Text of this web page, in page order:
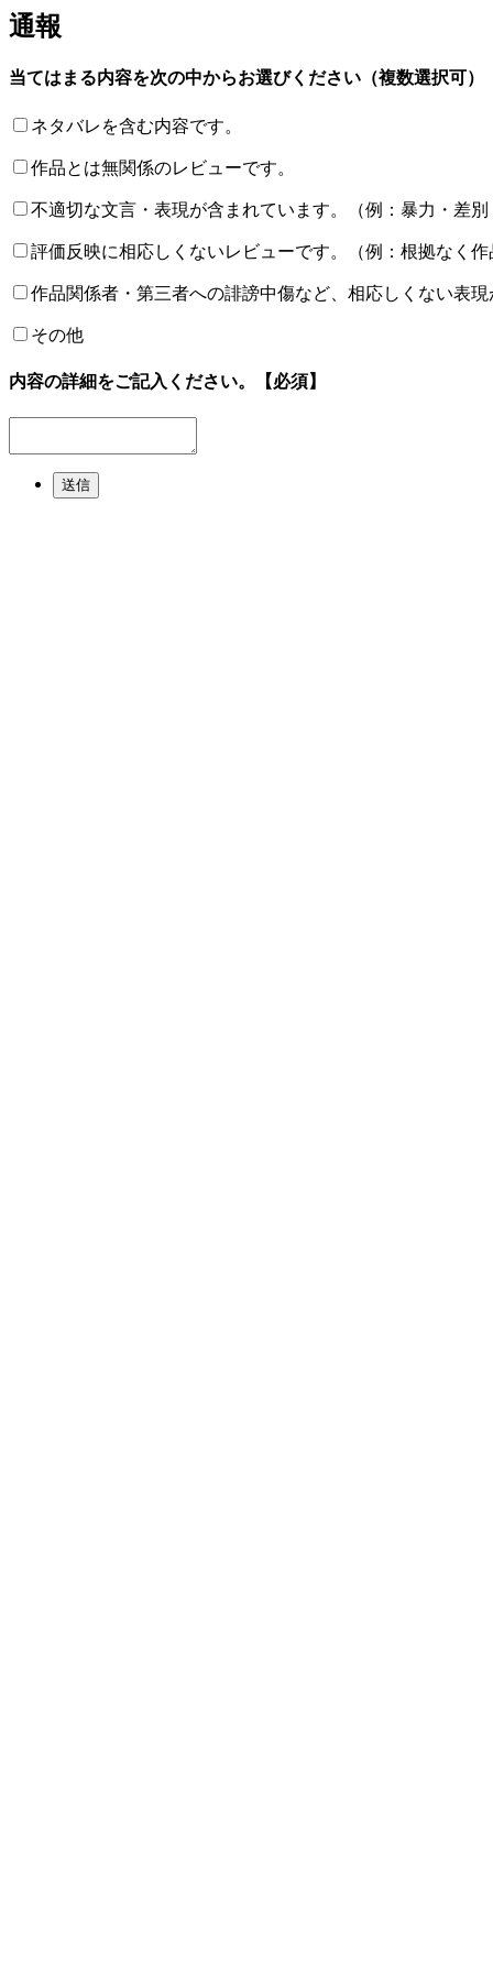
通報
当てはまる内容を次の中からお選びください（複数選択可）
ネタバレを含む内容です。
作品とは無関係のレビューです。
不適切な文言・表現が含まれています。（例：暴力・差
評価反映に相応しくないレビューです。（例：根拠なく
作品関係者・第三者への誹謗中傷など、相応しくない表
その他
内容の詳細をご記入ください。 【必須】
送信